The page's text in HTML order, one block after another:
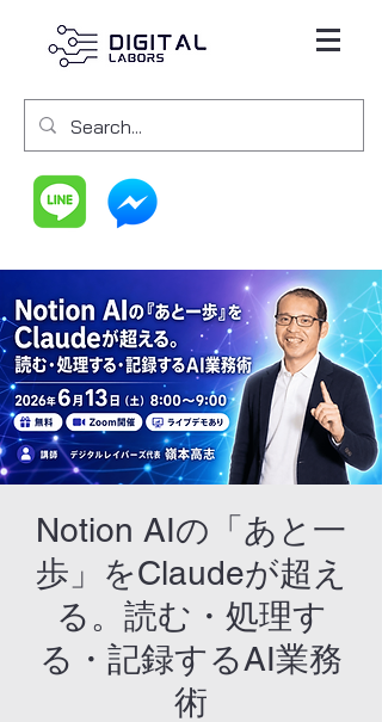
Notion AIの「あと一
歩」をClaudeが超え
る。読む・処理す
る・記録するAI業務
術